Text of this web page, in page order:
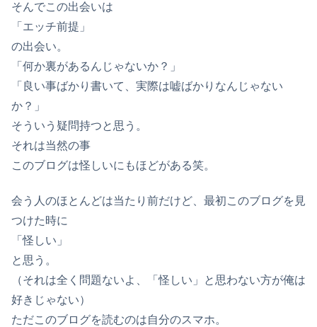
そんでこの出会いは
「エッチ前提」
の出会い。
「何か裏があるんじゃないか？」
「良い事ばかり書いて、実際は嘘ばかりなんじゃない
か？」
そういう疑問持つと思う。
それは当然の事
このブログは怪しいにもほどがある笑。
会う人のほとんどは当たり前だけど、最初このブログを見
つけた時に
「怪しい」
と思う。
（それは全く問題ないよ、「怪しい」と思わない方が俺は
好きじゃない）
ただこのブログを読むのは自分のスマホ。